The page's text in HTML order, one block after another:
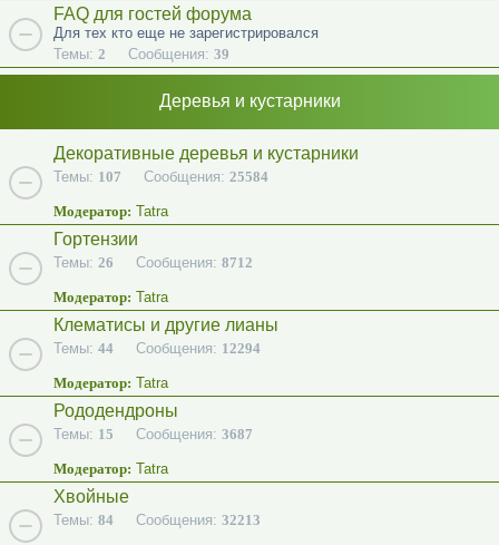
FAQ для гостей форума
Для тех кто еще не зарегистрировался
Темы: 2 Сообщения: 39
Деревья и кустарники
Декоративные деревья и кустарники
Темы: 107 Сообщения: 25584
Модератор: Tatra
Гортензии
Темы: 26 Сообщения: 8712
Модератор: Tatra
Клематисы и другие лианы
Темы: 44 Сообщения: 12294
Модератор: Tatra
Рододендроны
Темы: 15 Сообщения: 3687
Модератор: Tatra
Хвойные
Темы: 84 Сообщения: 32213